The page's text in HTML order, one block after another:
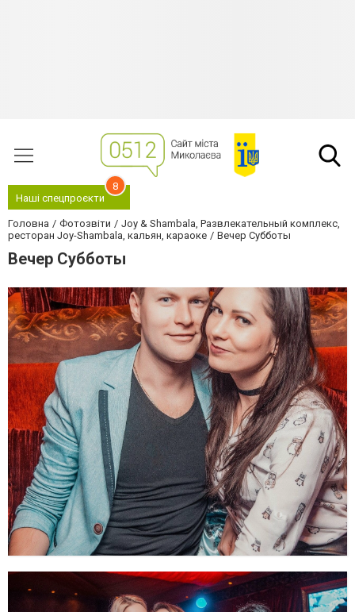
Наші спецпроєкти
8
Головна Фотозвіти
Joy & Shambala, Развлекательный комплекс,
ресторан Joy-Shambala, кальян, караоке
Вечер Субботы
Вечер Субботы